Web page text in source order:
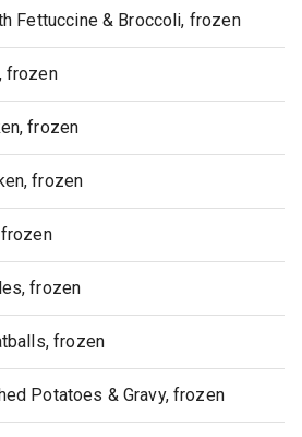
Fettuccine & Broccoli, frozen
frozen
frozen
frozen
frozen
frozen
Potatoes & Gravy, frozen